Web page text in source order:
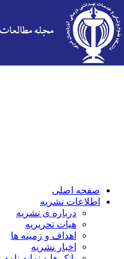
صفحه اصلی
اطلاعات نشریه
درباره ی نشریه
هیات تحریریه
اهداف و زمینه ها
اخبار نشریه